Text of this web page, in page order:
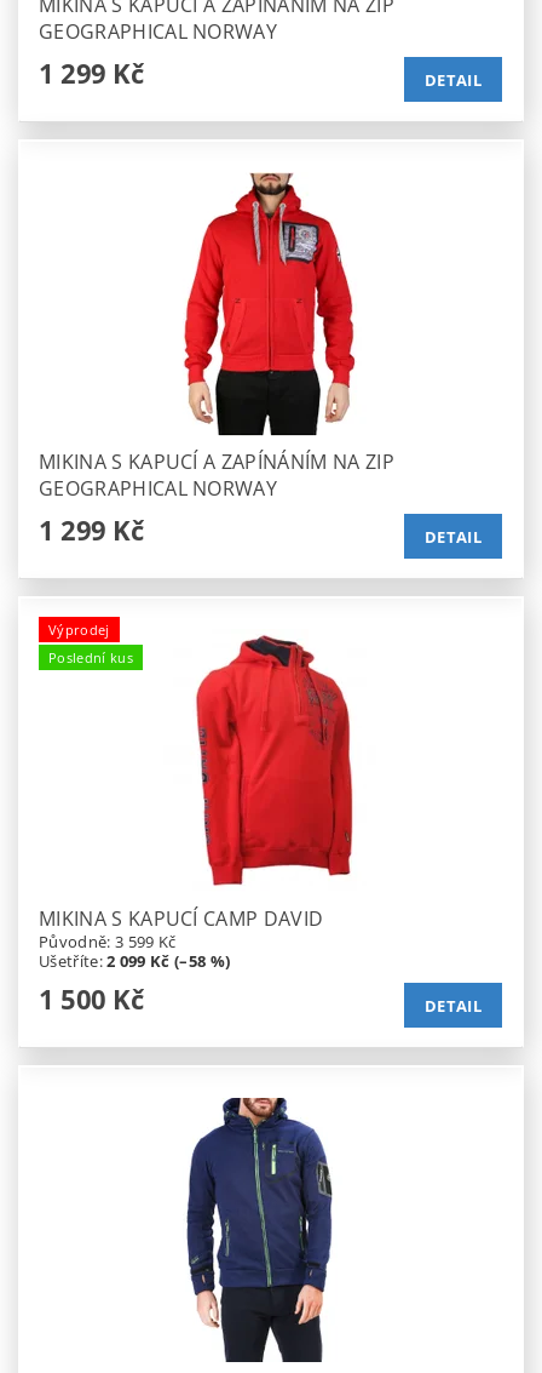
GEOGRAPHICAL NORWAY
1 299 Kč DETAIL
MIKINA S KAPUCÍ A ZAPÍNÁNÍM NA ZIP
GEOGRAPHICAL NORWAY
1 299 Kč DETAIL
Výprodej
Poslední kus
MIKINA S KAPUCÍ CAMP DAVID
Původně: 3 599 Kč
Ušetříte:2 099 Kč (–58 %)
1 500 Kč DETAIL